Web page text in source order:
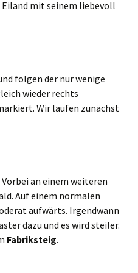
mit seinem liebevoll
folgen der nur wenige
wieder rechts
Wir laufen zunächst
an einem weiteren
Auf einem normalen
aufwärts. Irgendwann
dazu und es wird steiler.
Fabriksteig.